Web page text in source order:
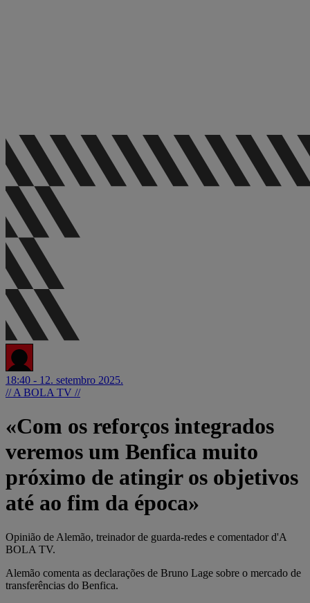
18:40 - 12. setembro 2025.
// A BOLA TV //
«Com os reforços integrados
veremos um Benfica muito
próximo de atingir os objetivos
até ao fim da época»
Opinião de Alemão, treinador de guarda-redes e comentador d'A
BOLA TV.
Alemão comenta as declarações de Bruno Lage sobre o mercado de
transferências do Benfica.